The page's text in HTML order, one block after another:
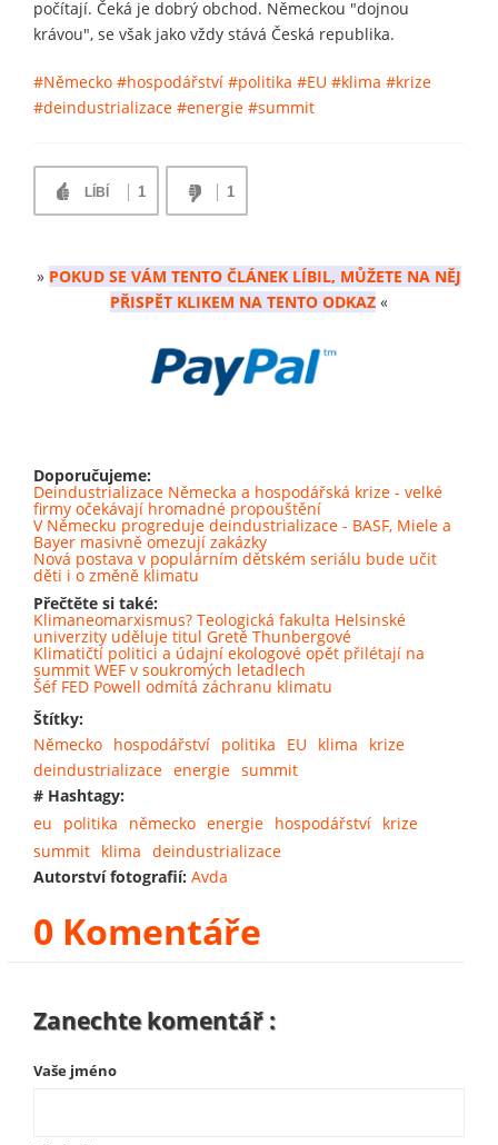
počítají. Čeká je dobrý obchod. Německou "dojnou
krávou", se však jako vždy stává Česká republika.
#Německo #hospodářství #politika #EU #klima #krize
#deindustrializace #energie #summit
LÍBÍ 1 1
» POKUD SE VÁM TENTO ČLÁNEK LÍBIL, MŮŽETE NA NĚJ
PŘISPĚT KLIKEM NA TENTO ODKAZ «
Doporučujeme:
Deindustrializace Německa a hospodářská krize - velké
firmy očekávají hromadné propouštění
V Německu progreduje deindustrializace - BASF, Miele a
Bayer masivně omezují zakázky
Nová postava v populárním dětském seriálu bude učit
děti i o změně klimatu
Přečtěte si také:
Klimaneomarxismus? Teologická fakulta Helsinské
univerzity uděluje titul Gretě Thunbergové
Klimatičtí politici a údajní ekologové opět přilétají na
summit WEF v soukromých letadlech
Šéf FED Powell odmítá záchranu klimatu
Štítky:
Německo hospodářství politika EU klima
krize
deindustrializace energie summit
# Hashtagy:
eu
politika německo energie hospodářství krize
summit klima deindustrializace
Autorství fotografií: Avda
0 Komentáře
Zanechte komentář :
Vaše jméno